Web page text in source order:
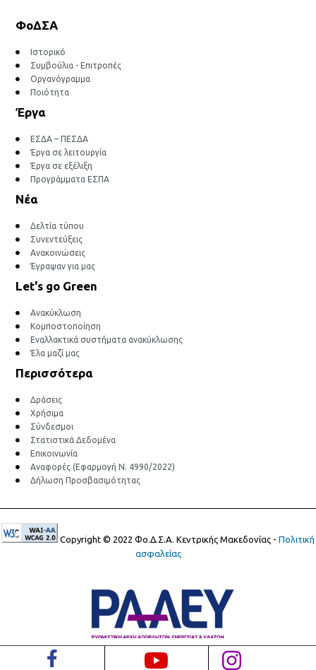
ΦοΔΣΑ
Ιστορικό
Συμβούλια - Επιτροπές
Οργανόγραμμα
Ποιότητα
Έργα
ΕΣΔΑ – ΠΕΣΔΑ
Έργα σε λειτουργία
Έργα σε εξέλιξη
Προγράμματα ΕΣΠΑ
Νέα
Δελτία τύπου
Συνεντεύξεις
Ανακοινώσεις
Έγραψαν για μας
Let's go Green
Ανακύκλωση
Κομποστοποίηση
Εναλλακτικά συστήματα ανακύκλωσης
Έλα μαζί μας
Περισσότερα
Δράσεις
Χρήσιμα
Σύνδεσμοι
Στατιστικά Δεδομένα
Επικοινωνία
Αναφορές (Εφαρμογή Ν. 4990/2022)
Δήλωση Προσβασιμότητας
Copyright © 2022 Φο.Δ.Σ.Α. Κεντρικής Μακεδονίας - Πολιτική
ασφαλείας